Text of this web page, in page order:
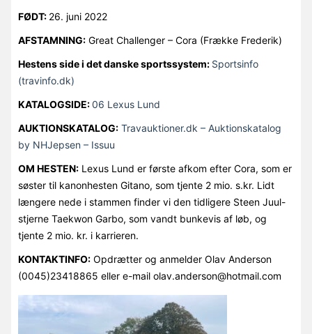
FØDT: 26. juni 2022
AFSTAMNING:Great Challenger – Cora (Frække Frederik)
Hestens side i det danske sportssystem: Sportsinfo
(travinfo.dk)
KATALOGSIDE:06 Lexus Lund
AUKTIONSKATALOG: Travauktioner.dk – Auktionskatalog
by NHJepsen – Issuu
OM HESTEN:Lexus Lund er første afkom efter Cora, som er
søster til kanonhesten Gitano, som tjente 2 mio. s.kr. Lidt
længere nede i stammen finder vi den tidligere Steen Juul-
stjerne Taekwon Garbo, som vandt bunkevis af løb, og
tjente 2 mio. kr. i karrieren.
KONTAKTINFO:Opdrætter og anmelder Olav Anderson
(0045)23418865 eller e-mail olav.anderson@hotmail.com